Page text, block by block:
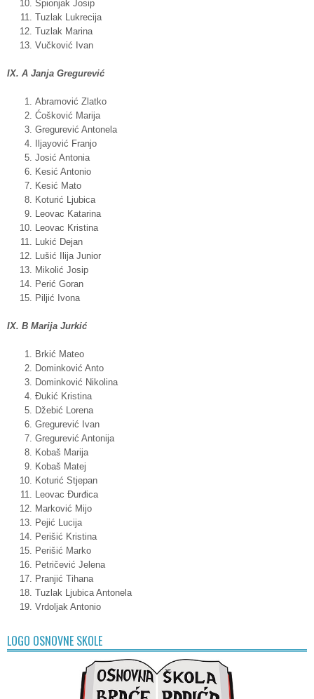
Špionjak Josip
Tuzlak Lukrecija
Tuzlak Marina
Vučković Ivan
IX. A Janja Gregurević
Abramović Zlatko
Ćošković Marija
Gregurević Antonela
Iljayović Franjo
Josić Antonia
Kesić Antonio
Kesić Mato
Koturić Ljubica
Leovac Katarina
Leovac Kristina
Lukić Dejan
Lušić Ilija Junior
Mikolić Josip
Perić Goran
Piljić Ivona
IX. B Marija Jurkić
Brkić Mateo
Dominković Anto
Dominković Nikolina
Đukić Kristina
Džebić Lorena
Gregurević Ivan
Gregurević Antonija
Kobaš Marija
Kobaš Matej
Koturić Stjepan
Leovac Đurđica
Marković Mijo
Pejić Lucija
Perišić Kristina
Perišić Marko
Petričević Jelena
Pranjić Tihana
Tuzlak Ljubica Antonela
Vrdoljak Antonio
LOGO OSNOVNE SKOLE